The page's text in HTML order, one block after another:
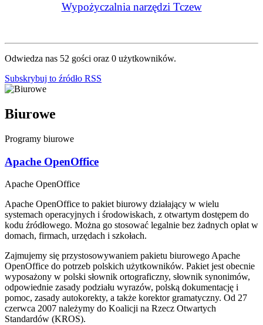
Wypożyczalnia narzędzi Tczew
Odwiedza nas 52 gości oraz 0 użytkowników.
Subskrybuj to źródło RSS
Biurowe
Programy biurowe
Apache OpenOffice
Apache OpenOffice
Apache OpenOffice to pakiet biurowy działający w wielu
systemach operacyjnych i środowiskach, z otwartym dostępem do
kodu źródłowego. Można go stosować legalnie bez żadnych opłat w
domach, firmach, urzędach i szkołach.
Zajmujemy się przystosowywaniem pakietu biurowego Apache
OpenOffice do potrzeb polskich użytkowników. Pakiet jest obecnie
wyposażony w polski słownik ortograficzny, słownik synonimów,
odpowiednie zasady podziału wyrazów, polską dokumentację i
pomoc, zasady autokorekty, a także korektor gramatyczny. Od 27
czerwca 2007 należymy do Koalicji na Rzecz Otwartych
Standardów (KROS).